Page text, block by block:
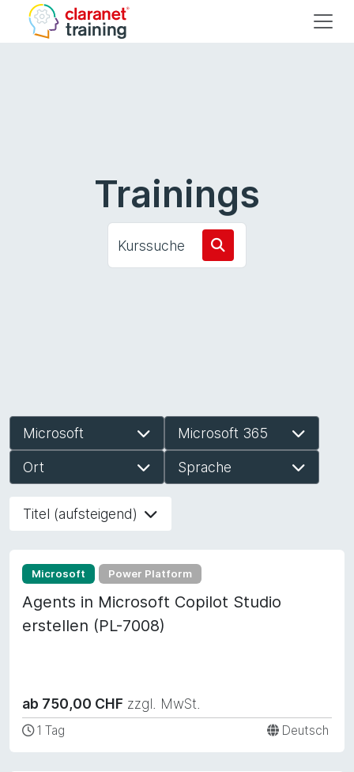
Trainings
Kurssuche
Microsoft Microsoft 365
Ort Sprache
Titel (aufsteigend)
Microsoft Power Platform
Agents in Microsoft Copilot Studio
erstellen (PL-7008)
ab 750,00 CHF zzgl. MwSt.
1 Tag Deutsch